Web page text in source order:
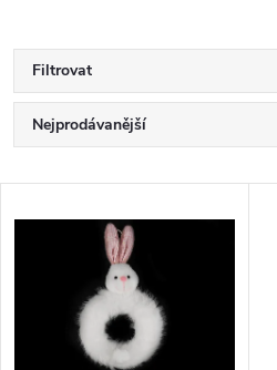
Filtrovat
Ř
a
z
Nejprodávanější
V